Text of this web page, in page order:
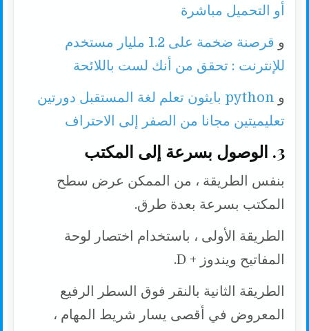
أو التحميل مباشرة
و
قرصنة ضخمة على 1.2 مليار مستخدم
للإنترنت : تحقق من أنك لست باللائحة
و
python بايثون تعلم لغة المستقبل دورتين
تعليميتين مجانا من الصفر إلى الاحتراف
3. الوصول بسرعة إلى المكتب
بنفس الطريقة ، من الممكن عرض سطح
المكتب بسرعة بعدة طرق.
الطريقة الأولى ، باستخدام اختصار لوحة
المفاتيح ويندوز + D.
الطريقة الثانية بالنقر فوق السطر الرفيع
المعروض في أقصى يسار شريط المهام ،